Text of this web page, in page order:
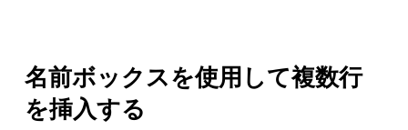
名前ボックスを使用して複数行
を挿入する